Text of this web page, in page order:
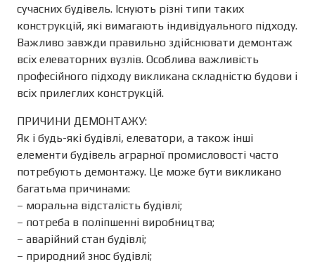
сучасних будівель. Існують різні типи таких
конструкцій, які вимагають індивідуального підходу.
Важливо завжди правильно здійснювати демонтаж
всіх елеваторних вузлів. Особлива важливість
професійного підходу викликана складністю будови і
всіх прилеглих конструкцій.
ПРИЧИНИ ДЕМОНТАЖУ:
Як і будь-які будівлі, елеватори, а також інші
елементи будівель аграрної промисловості часто
потребують демонтажу. Це може бути викликано
багатьма причинами:
– моральна відсталість будівлі;
– потреба в поліпшенні виробництва;
– аварійний стан будівлі;
– природний знос будівлі;